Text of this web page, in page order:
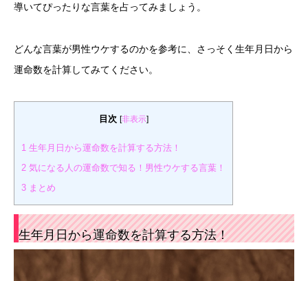
導いてぴったりな言葉を占ってみましょう。
どんな言葉が男性ウケするのかを参考に、さっそく生年月日から
運命数を計算してみてください。
目次 [非表示]
1 生年月日から運命数を計算する方法！
2 気になる人の運命数で知る！男性ウケする言葉！
3 まとめ
生年月日から運命数を計算する方法！